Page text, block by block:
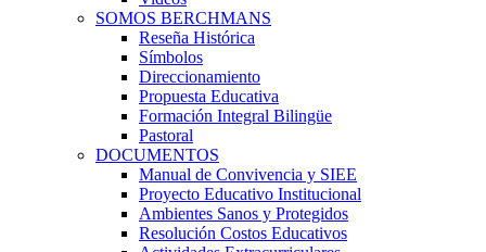
SOMOS BERCHMANS
Reseña Histórica
Símbolos
Direccionamiento
Propuesta Educativa
Formación Integral Bilingüe
Pastoral
DOCUMENTOS
Manual de Convivencia y SIEE
Proyecto Educativo Institucional
Ambientes Sanos y Protegidos
Resolución Costos Educativos